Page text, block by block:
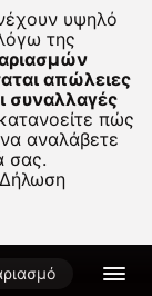
υψηλό
της
απώλειες
συναλλαγές
πώς
αναλάβετε
σας.
Δήλωση